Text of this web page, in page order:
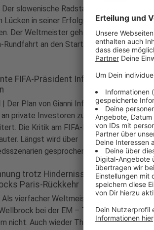
Der slowenische Radstar will eine der
Lücken in seiner Erfolgsbilanz
Der Weltmeister geht bei der
Rundfahrt an den Start.
FIFA-Präsident Infantino
| Der Plan von Gianni Infantino, WM-
private Investoren zu verkaufen, ist
Die Kritik am FIFA-Boss wird
Längst wird über
gesprochen.
trotz Hindernissen?
Paris-Rückkehr
Als vierfacher Weltmeister startet
bei der EM – Topfavorit ist er
nicht. Auch wieder Thema vor den